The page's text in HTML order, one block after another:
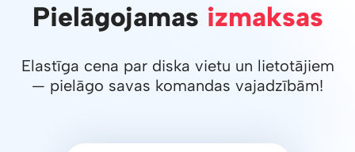
Pielāgojamas izmaksas
Elastīga cena par diska vietu un lietotājiem
— pielāgo savas komandas vajadzībām!